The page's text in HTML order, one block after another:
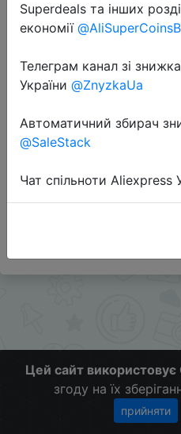
Слідкуйте за знижками
Цей сайт використовує
згоду на їх
прийняти
Superdeals та інших
економії
Телеграм канал зі
України @ZnyzkaUa
Автоматичний збирач
@SaleStack
Чат спільноти Aliexpress